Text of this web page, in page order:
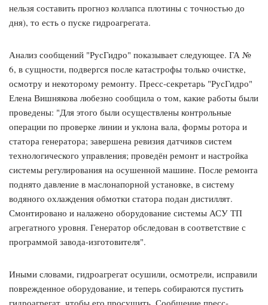
нельзя составить прогноз коллапса плотины с точностью до
дня), то есть о пуске гидроагрегата.
Анализ сообщений "РусГидро" показывает следующее. ГА №
6, в сущности, подвергся после катастрофы только очистке,
осмотру и некоторому ремонту. Пресс-секретарь "РусГидро"
Елена Вишнякова любезно сообщила о том, какие работы были
проведены: "Для этого были осуществлены контрольные
операции по проверке линии и уклона вала, формы ротора и
статора генератора; завершена ревизия датчиков систем
технологического управления; проведён ремонт и настройка
системы регулирования на осушенной машине. После ремонта
поднято давление в маслонапорной установке, в систему
водяного охлаждения обмотки статора подан дистиллят.
Смонтировано и налажено оборудование системы АСУ ТП
агрегатного уровня. Генератор обследован в соответствие с
программой завода-изготовителя".
Иными словами, гидроагрегат осушили, осмотрели, исправили
поврежденное оборудование, и теперь собираются пустить
гидроагрегат, чтобы его просушить. Сообщение пресс-